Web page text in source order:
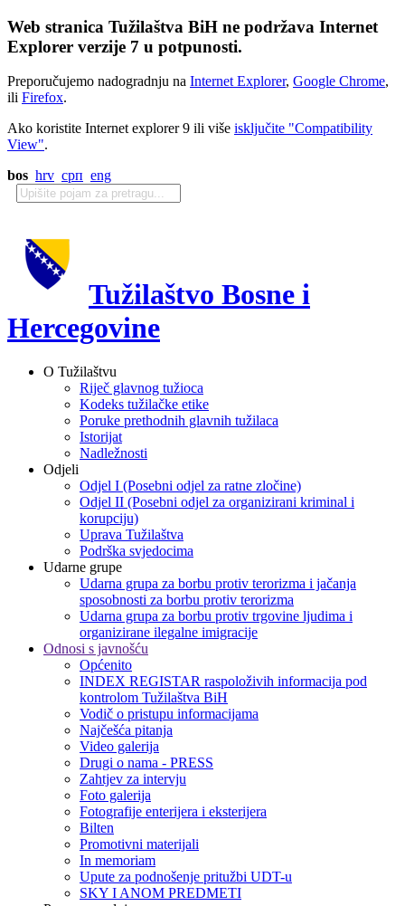
Web stranica Tužilaštva BiH ne podržava Internet
Explorer verzije 7 u potpunosti.
Preporučujemo nadogradnju na Internet Explorer, Google Chrome,
ili Firefox.
Ako koristite Internet explorer 9 ili više isključite "Compatibility
View".
bos hrv срп eng
Tužilaštvo Bosne i
Hercegovine
O Tužilaštvu
Riječ glavnog tužioca
Kodeks tužilačke etike
Poruke prethodnih glavnih tužilaca
Istorijat
Nadležnosti
Odjeli
Odjel I (Posebni odjel za ratne zločine)
Odjel II (Posebni odjel za organizirani kriminal i
korupciju)
Uprava Tužilaštva
Podrška svjedocima
Udarne grupe
Udarna grupa za borbu protiv terorizma i jačanja
sposobnosti za borbu protiv terorizma
Udarna grupa za borbu protiv trgovine ljudima i
organizirane ilegalne imigracije
Odnosi s javnošću
Općenito
INDEX REGISTAR raspoloživih informacija pod
kontrolom Tužilaštva BiH
Vodič o pristupu informacijama
Najčešća pitanja
Video galerija
Drugi o nama - PRESS
Zahtjev za intervju
Foto galerija
Fotografije enterijera i eksterijera
Bilten
Promotivni materijali
In memoriam
Upute za podnošenje pritužbi UDT-u
SKY I ANOM PREDMETI